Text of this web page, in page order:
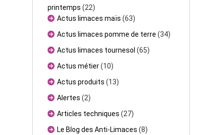
printemps (22)
Actus limaces maïs (63)
Actus limaces pomme de terre (34)
Actus limaces tournesol (65)
Actus métier(10)
Actus produits (13)
Alertes (2)
Articles techniques (27)
Le Blog des Anti-Limaces (8)